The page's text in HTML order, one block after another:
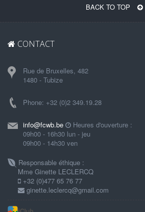
BACK TO TOP
CONTACT
Rue de Bruxelles, 482
1480 - Tubize
Phone: +32 (0)2 349.19.28
info@fcwb.be
Heures d'ouverture :
09h00 - 16h30 lun - jeu
09h00 - 14h30 ven
Responsable éthique :
Mme Ginette LECLERCQ
+32 (0)477 65 76 77
ginette.leclercq@gmail.com